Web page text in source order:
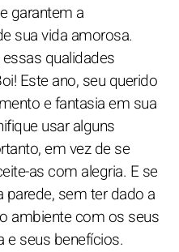
garantem a
sua vida amorosa.
qualidades
Este ano, seu querido
e fantasia em sua
usar alguns
em vez de se
as com alegria. E se
sem ter dado a
ambiente com os seus
e seus benefícios.